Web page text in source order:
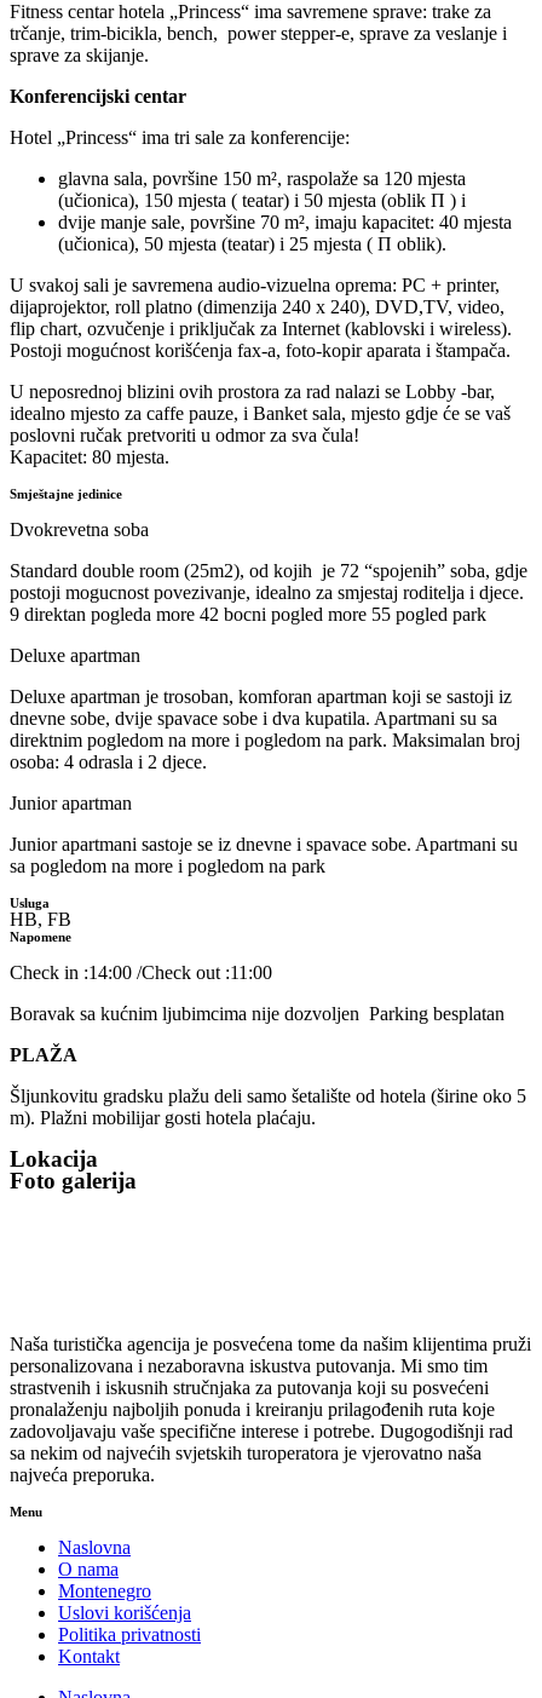
Fitness centar hotela „Princess“ ima savremene sprave: trake za
trčanje, trim-bicikla, bench, power stepper-e, sprave za veslanje i
sprave za skijanje.
Konferencijski centar
Hotel „Princess“ ima tri sale za konferencije:
glavna sala, površine 150 m², raspolaže sa 120 mjesta
(učionica), 150 mjesta ( teatar) i 50 mjesta (oblik П ) i
dvije manje sale, površine 70 m², imaju kapacitet: 40 mjesta
(učionica), 50 mjesta (teatar) i 25 mjesta ( П oblik).
U svakoj sali je savremena audio-vizuelna oprema: PC + printer,
dijaprojektor, roll platno (dimenzija 240 x 240), DVD,TV, video,
flip chart, ozvučenje i priključak za Internet (kablovski i wireless).
Postoji mogućnost korišćenja fax-a, foto-kopir aparata i štampača.
U neposrednoj blizini ovih prostora za rad nalazi se Lobby -bar,
idealno mjesto za caffe pauze, i Banket sala, mjesto gdje će se vaš
poslovni ručak pretvoriti u odmor za sva čula!
Kapacitet: 80 mjesta.
Smještajne jedinice
Dvokrevetna soba
Standard double room (25m2), od kojih je 72 “spojenih” soba, gdje
postoji mogucnost povezivanje, idealno za smjestaj roditelja i djece.
9 direktan pogleda more 42 bocni pogled more 55 pogled park
Deluxe apartman
Deluxe apartman je trosoban, komforan apartman koji se sastoji iz
dnevne sobe, dvije spavace sobe i dva kupatila. Apartmani su sa
direktnim pogledom na more i pogledom na park. Maksimalan broj
osoba: 4 odrasla i 2 djece.
Junior apartman
Junior apartmani sastoje se iz dnevne i spavace sobe. Apartmani su
sa pogledom na more i pogledom na park
Usluga
HB, FB
Napomene
Check in :14:00 /Check out :11:00
Boravak sa kućnim ljubimcima nije dozvoljen Parking besplatan
PLAŽA
Šljunkovitu gradsku plažu deli samo šetalište od hotela (širine oko 5
m). Plažni mobilijar gosti hotela plaćaju.
Lokacija
Foto galerija
Naša turistička agencija je posvećena tome da našim klijentima pruži
personalizovana i nezaboravna iskustva putovanja. Mi smo tim
strastvenih i iskusnih stručnjaka za putovanja koji su posvećeni
pronalaženju najboljih ponuda i kreiranju prilagođenih ruta koje
zadovoljavaju vaše specifične interese i potrebe. Dugogodišnji rad
sa nekim od najvećih svjetskih turoperatora je vjerovatno naša
najveća preporuka.
Menu
Naslovna
O nama
Montenegro
Uslovi korišćenja
Politika privatnosti
Kontakt